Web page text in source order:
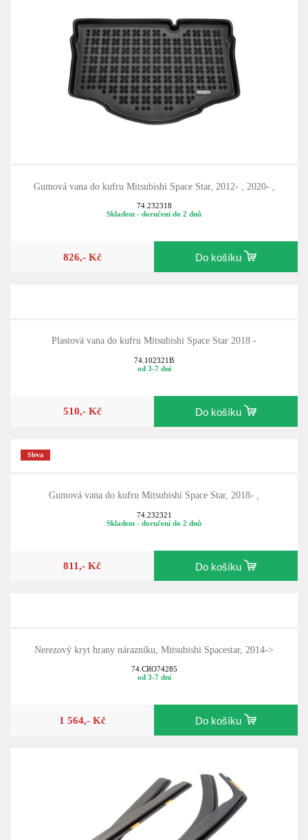
Gumová vana do kufru Mitsubishi Space Star, 2012- , 2020- ,
74.232318
Skladem - doručení do 2 dnů
826,- Kč Do košíku
Plastová vana do kufru Mitsubishi Space Star 2018 -
74.102321B
od 3-7 dní
510,- Kč Do košíku
Sleva
Gumová vana do kufru Mitsubishi Space Star, 2018- ,
74.232321
Skladem - doručení do 2 dnů
811,- Kč Do košíku
Nerezový kryt hrany nárazníku, Mitsubishi Spacestar, 2014->
74.CRO74285
od 3-7 dní
1 564,- Kč Do košíku